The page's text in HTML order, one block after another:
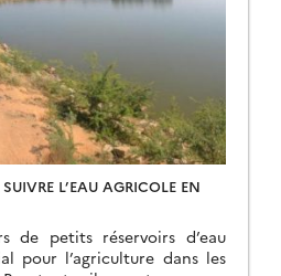
L’EAU AGRICOLE EN
de petits réservoirs d’eau
pour l’agriculture dans les